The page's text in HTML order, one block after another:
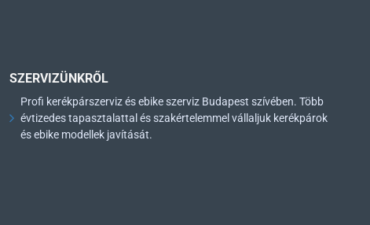
SZERVIZÜNKRŐL
Profi kerékpárszerviz és ebike szerviz Budapest szívében. Több
évtizedes tapasztalattal és szakértelemmel vállaljuk kerékpárok
és ebike modellek javítását.